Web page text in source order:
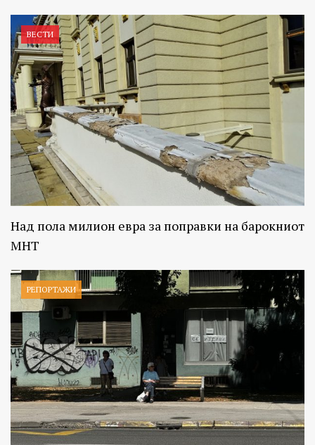
ВЕСТИ
Над пола милион евра за поправки на барокниот
МНТ
РЕПОРТАЖИ